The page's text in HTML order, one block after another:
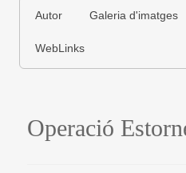
Autor Galeria d'imatges
WebLinks
Operació